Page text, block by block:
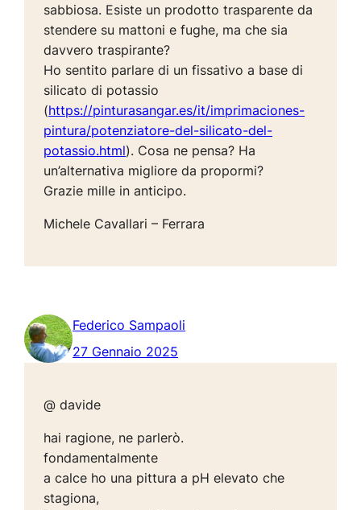
sabbiosa. Esiste un prodotto trasparente da
stendere su mattoni e fughe, ma che sia
davvero traspirante?
Ho sentito parlare di un fissativo a base di
silicato di potassio
(https://pinturasangar.es/it/imprimaciones-
pintura/potenziatore-del-silicato-del-
potassio.html). Cosa ne pensa? Ha
un’alternativa migliore da propormi?
Grazie mille in anticipo.
Michele Cavallari – Ferrara
Federico Sampaoli
27 Gennaio 2025
@ davide
hai ragione, ne parlerò.
fondamentalmente
a calce ho una pittura a pH elevato che
stagiona,